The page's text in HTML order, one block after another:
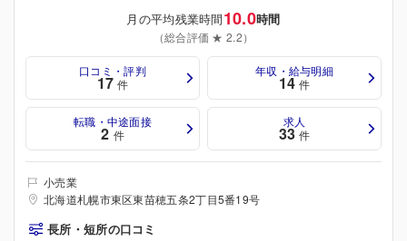
月の平均残業時間10.0時間
（総合評価 ★ 2.2）
口コミ・評判
17 件
年収・給与明細
14 件
転職・中途面接
2 件
求人
33 件
小売業
北海道札幌市東区東苗穂五条2丁目5番19号
長所・短所の口コミ